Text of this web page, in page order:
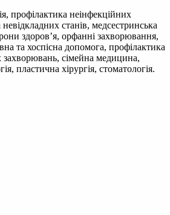
профілактика неінфекційних
станів, медсестринська
здоров’я, орфанні захворювання,
та хоспісна допомога, профілактика
захворювань, сімейна медицина,
пластична хірургія, стоматологія.